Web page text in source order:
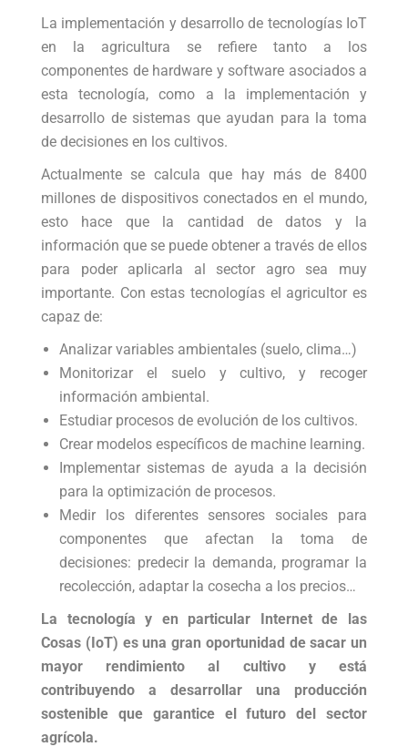
La implementación y desarrollo de tecnologías IoT
en la agricultura se refiere tanto a los
componentes de hardware y software asociados a
esta tecnología, como a la im­plementación y
desarrollo de sistemas que ayudan para la toma
de decisiones en los cultivos.
Actualmente se calcula que hay más de 8400
millones de dispositivos conectados en el mundo,
esto hace que la cantidad de datos y la
información que se puede obtener a través de ellos
para poder aplicarla al sector agro sea muy
importante. Con estas tecnologías el agricultor es
capaz de:
Analizar variables ambientales (suelo, clima…)
Monitorizar el suelo y cultivo, y recoger
información ambiental.
Estudiar procesos de evolución de los cultivos.
Crear modelos específicos de machine learning.
Implementar sistemas de ayuda a la decisión
para la optimización de procesos.
Medir los diferentes sensores sociales para
componentes que afectan la toma de
decisiones: predecir la demanda, programar la
recolección, adaptar la cosecha a los precios…
La tecnología y en particular Internet de las
Cosas (IoT) es una gran oportunidad de sacar un
mayor rendimiento al cultivo y está
contribuyendo a desarrollar una producción
sostenible que garantice el futuro del sector
agrícola.